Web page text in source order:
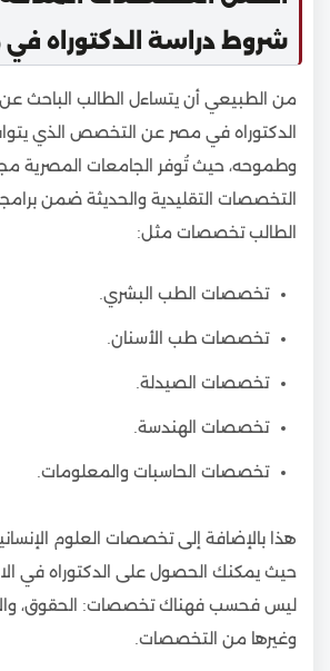
شروط دراسة الدكتوراه
من الطبيعي أن يتساءل الطالب الباحث
الدكتوراه في مصر عن التخصص الذي
وطموحه، حيث تُوفر الجامعات المصرية
التخصصات التقليدية والحديثة ضمن
الطالب تخصصات مثل:
تخصصات الطب البشري.
تخصصات طب الأسنان.
تخصصات الصيدلة.
تخصصات الهندسة.
تخصصات الحاسبات والمعلومات.
هذا بالإضافة إلى تخصصات العلوم
حيث يمكنك الحصول على الدكتوراه في
ليس فحسب فهناك تخصصات: الحقوق،
وغيرها من التخصصات.